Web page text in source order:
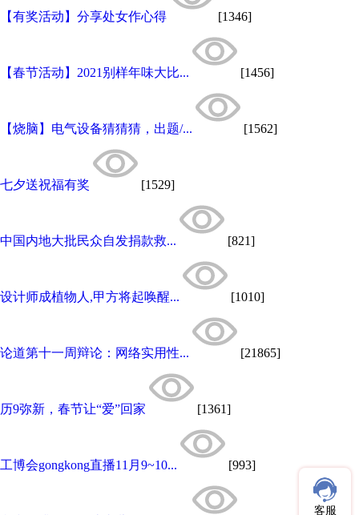
【有奖活动】分享处女作心得 [1346]
【春节活动】2021别样年味大比... [1456]
【烧脑】电气设备猜猜猜，出题/... [1562]
七夕送祝福有奖 [1529]
中国内地大批民众自发捐款救... [821]
设计师成植物人,甲方将起唤醒... [1010]
论道第十一周辩论：网络实用性... [21865]
历9弥新，春节让“爱”回家 [1361]
工博会gongkong直播11月9~10... [993]
客服